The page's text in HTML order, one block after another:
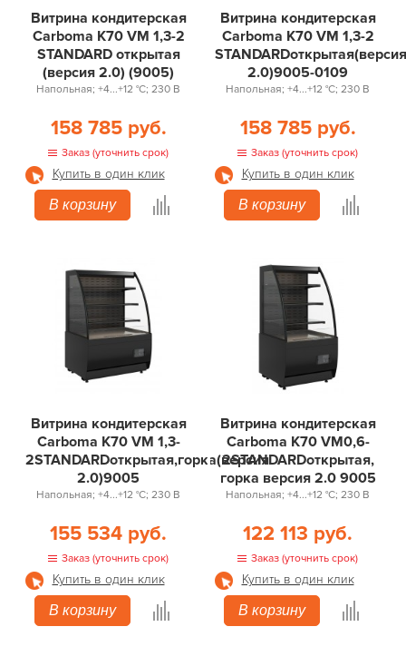
Витрина кондитерская
Carboma K70 VM 1,3-2
STANDARD открытая
(версия 2.0) (9005)
Напольная; +4...+12 °С; 230 В
158 785 руб.
Заказ (уточнить срок)
Купить в один клик
В корзину
Витрина кондитерская
Carboma K70 VM 1,3-2
STANDARDоткрытая(версия
2.0)9005-0109
Напольная; +4...+12 °С; 230 В
158 785 руб.
Заказ (уточнить срок)
Купить в один клик
В корзину
Витрина кондитерская
Carboma K70 VM 1,3-
2STANDARDоткрытая,горка(версия
2.0)9005
Напольная; +4...+12 °С; 230 В
155 534 руб.
Заказ (уточнить срок)
Купить в один клик
В корзину
Витрина кондитерская
Carboma K70 VM0,6-
2STANDARDоткрытая,
горка версия 2.0 9005
Напольная; +4...+12 °С; 230 В
122 113 руб.
Заказ (уточнить срок)
Купить в один клик
В корзину